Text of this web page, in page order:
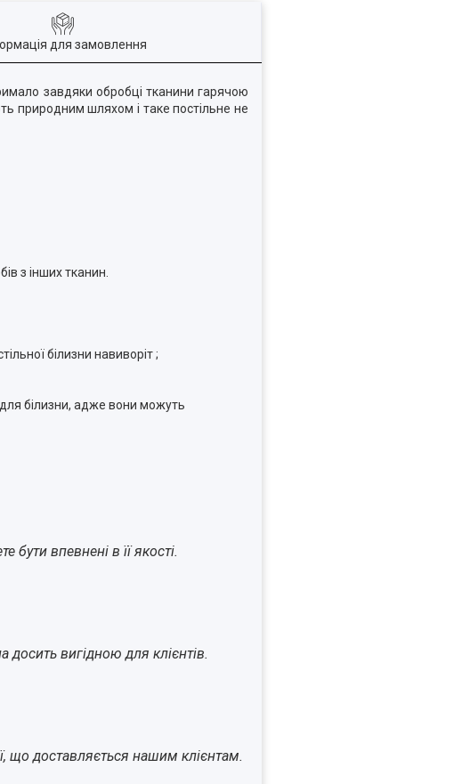
для замовлення
завдяки обробці тканини гарячою
природним шляхом і таке постільне не
з інших тканин.
білизни навиворіт ;
білизни, адже вони можуть
бути впевнені в її якості.
вигідною для клієнтів.
що доставляється нашим клієнтам.